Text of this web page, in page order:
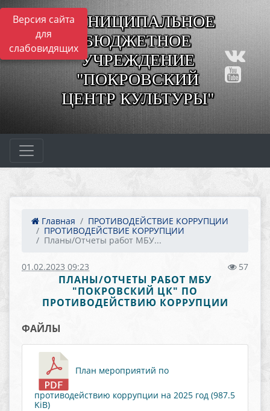
Версия сайта
для
слабовидящих
МУНИЦИПАЛЬНОЕ
БЮДЖЕТНОЕ
УЧРЕЖДЕНИЕ
"ПОКРОВСКИЙ
ЦЕНТР КУЛЬТУРЫ"
Главная
ПРОТИВОДЕЙСТВИЕ КОРРУПЦИИ
ПРОТИВОДЕЙСТВИЕ КОРРУПЦИИ
Планы/Отчеты работ МБУ...
01.02.2023 09:23 57
ПЛАНЫ/ОТЧЕТЫ РАБОТ МБУ
"ПОКРОВСКИЙ ЦК" ПО
ПРОТИВОДЕЙСТВИЮ КОРРУПЦИИ
ФАЙЛЫ
План мероприятий по
противодействию коррупции на 2025 год (987.5
KiB)